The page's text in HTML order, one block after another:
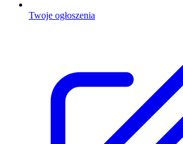
Twoje ogłoszenia